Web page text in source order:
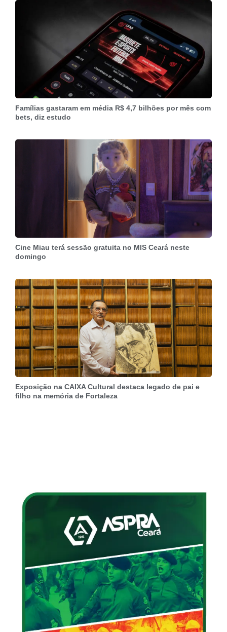
Famílias gastaram em média R$ 4,7 bilhões por mês com
bets, diz estudo
Cine Miau terá sessão gratuita no MIS Ceará neste
domingo
Exposição na CAIXA Cultural destaca legado de pai e
filho na memória de Fortaleza